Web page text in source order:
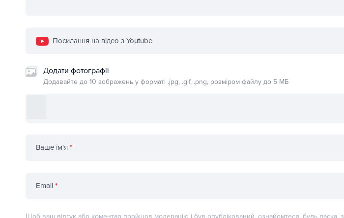
Посилання на відео з Youtube
Додати фотографії
Додавайте до 10 зображень у форматі .jpg, .gif, .png, розміром файлу до 5 МБ
Ваше ім'я *
Email *
Щоб ваш відгук або коментар пройшов модерацію і був опублікований, ознайомтеся, будь ласка, з